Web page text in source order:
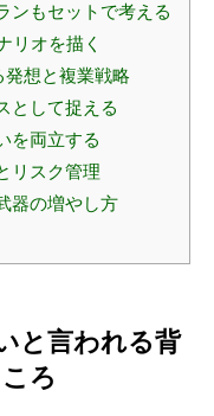
ンもセットで考える
リオを描く
想と複業戦略
として捉える
を両立する
リスク管理
器の増やし方
と言われる背
ろ